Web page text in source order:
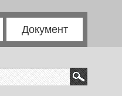
Документ